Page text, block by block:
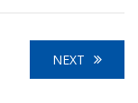
NEXT